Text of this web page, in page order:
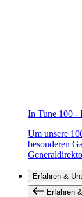
In Tune 100 -
Um unsere
besonderen
Erfahren &
Erfahren